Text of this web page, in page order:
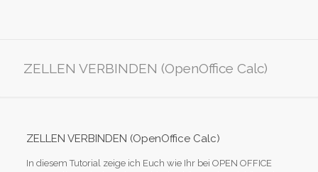
ZELLEN VERBINDEN (OpenOffice Calc)
ZELLEN VERBINDEN (OpenOffice Calc)
In diesem Tutorial zeige ich Euch wie Ihr bei OPEN OFFICE